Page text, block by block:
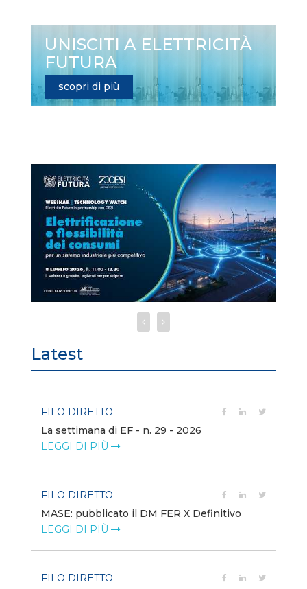
UNISCITI A ELETTRICITÀ
FUTURA
scopri di più
Latest
FILO DIRETTO
La settimana di EF - n. 29 - 2026
LEGGI DI PIÙ
FILO DIRETTO
MASE: pubblicato il DM FER X Definitivo
LEGGI DI PIÙ
FILO DIRETTO